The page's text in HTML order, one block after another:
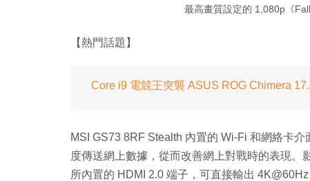
最高畫質設定的 1,080p《
【熱門話題】
Core i9 電競王突襲 ASUS ROG Chimera
MSI GS73 8RF Stealth 內置的 Wi-Fi 和網絡卡
度傳送網上數據，從而改善網上對戰時的表現。
所內置的 HDMI 2.0 端子，可直接輸出